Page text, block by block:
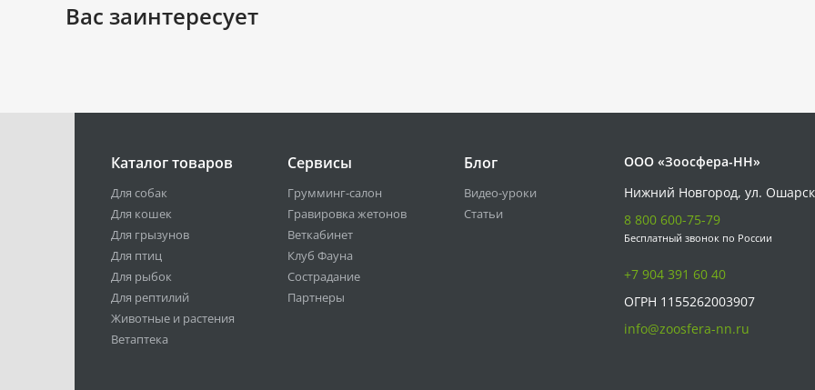
Вас заинтересует
Каталог товаров
Для собак
Для кошек
Для грызунов
Для птиц
Для рыбок
Для рептилий
Животные и растения
Ветаптека
Сервисы
Грумминг-салон
Гравировка жетонов
Веткабинет
Клуб Фауна
Сострадание
Партнеры
Блог
Видео-уроки
Статьи
ООО «Зоосфера-НН»
Нижний Новгород, ул.
8 800 600-75-79
Бесплатный звонок по России
+7 904 391 60 40
ОГРН 1155262003907
info@zoosfera-nn.ru